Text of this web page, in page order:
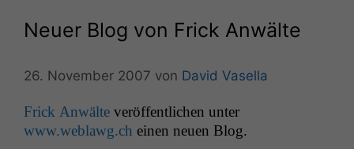
Neuer Blog von Frick Anwälte
26. November 2007 von David Vasella
Frick Anwälte veröf­fentlichen unter
www.weblawg.ch einen neuen Blog.